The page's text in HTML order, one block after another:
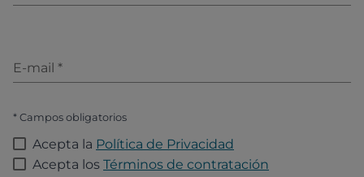
E-mail *
* Campos obligatorios
Acepta la Política de Privacidad
Acepta los Términos de contratación